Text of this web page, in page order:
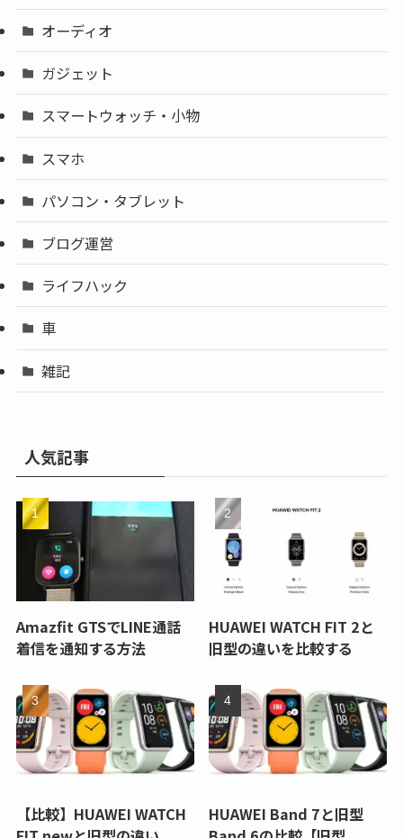
オーディオ
ガジェット
スマートウォッチ・小物
スマホ
パソコン・タブレット
ブログ運営
ライフハック
車
雑記
人気記事
Amazfit GTSでLINE通話
着信を通知する方法
HUAWEI WATCH FIT 2と
旧型の違いを比較する
【比較】HUAWEI WATCH
HUAWEI Band 7と旧型